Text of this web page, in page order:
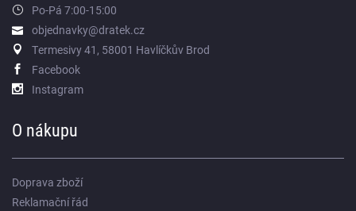
Po-Pá 7:00-15:00
objednavky@dratek.cz
Termesivy 41, 58001 Havlíčkův Brod
Facebook
Instagram
O nákupu
Doprava zboží
Reklamační řád